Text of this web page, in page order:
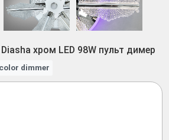
хром LED 98W пульт димер
dimmer